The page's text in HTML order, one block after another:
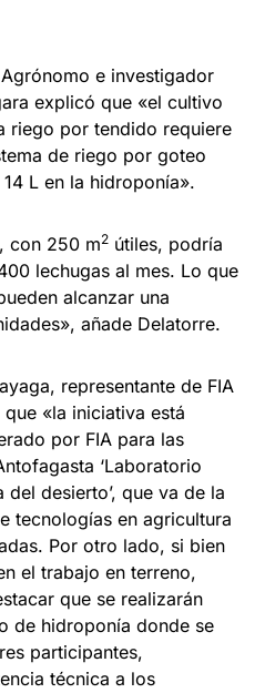
e investigador
explicó que «el cultivo
riego por tendido requiere
de riego por goteo
L en la hidroponía».
con 250 m2 útiles, podría
lechugas al mes. Lo que
alcanzar una
añade Delatorre.
representante de FIA
«la iniciativa está
por FIA para las
‘Laboratorio
desierto’, que va de la
tecnologías en agricultura
Por otro lado, si bien
el trabajo en terreno,
que se realizarán
de hidroponía donde se
participantes,
técnica a los